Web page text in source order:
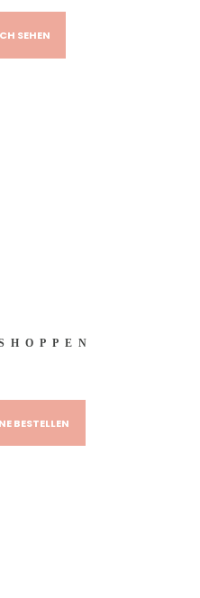
SEHEN
BESTELLEN